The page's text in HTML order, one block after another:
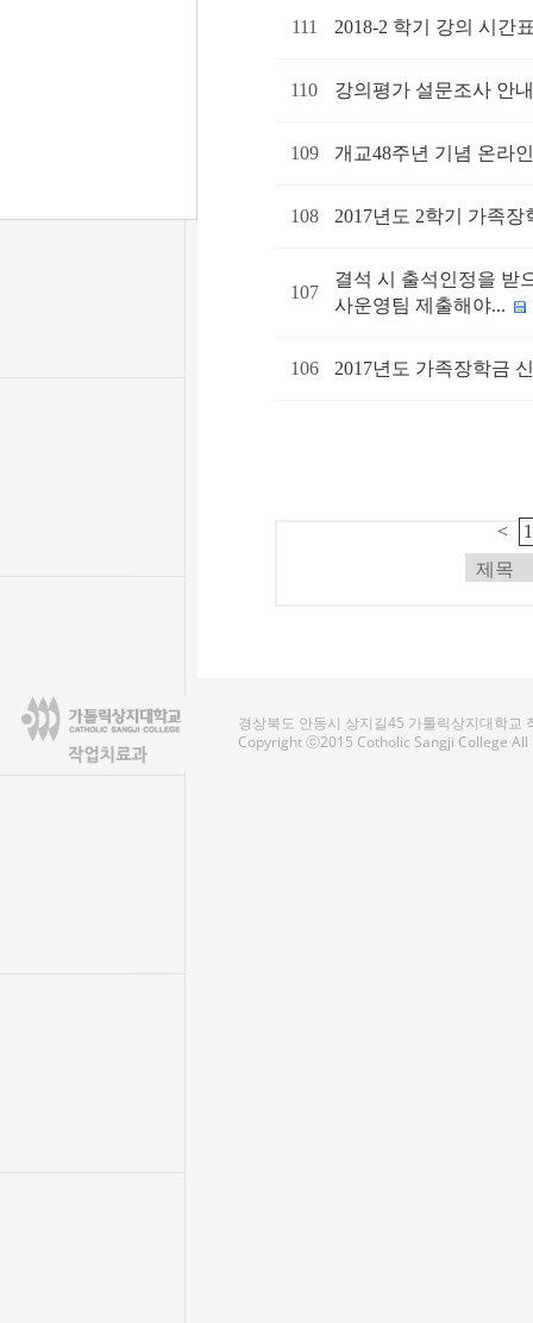
111 2018-2 학기 강의 시간
110 강의평가 설문조사 안내
109 개교48주년 기념 온라
108 2017년도 2학기 가족
107
결석 시 출석인정을 받
사운영팀 제출해야...
106 2017년도 가족장학금
< 1
경상북도 안동시 상지길45 가톨릭상지대학교
Copyright ⓒ2015 Cotholic Sangji College